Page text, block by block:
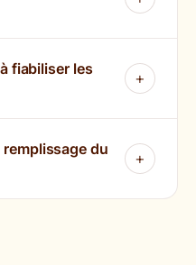
fiabiliser les
du